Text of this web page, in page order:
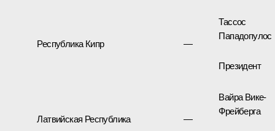
Республика Кипр —
Тассос
Пападопулос
Президент
Латвийская Республика —
Вайра Вике-
Фрейберга